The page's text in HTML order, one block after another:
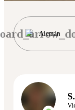
Alemán
S.